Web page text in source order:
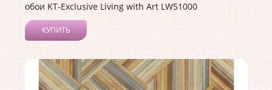
обои KT-Exclusive Living with Art LW51000
КУПИТЬ
Коллекция:Living with Art
Длина рулона: 8.23
Ширина рулона:0.68